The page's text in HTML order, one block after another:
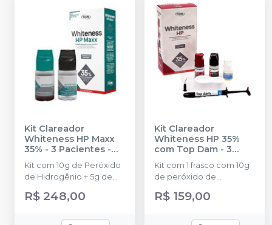
Kit Clareador
Whiteness HP Maxx
35% - 3 Pacientes -
FGM
Kit com 10g de Peróxido
de Hidrogênio + 5g de
Espessante + 2g de
Neutralizante + Espátula +
gel + Top dam Azul com
R$ 248,00
Kit Clareador
Whiteness HP 35%
com Top Dam - 3
Pacientes
Kit com 1 frasco com 10g
de peróxido de
hidrogênio concentrado
+ 1 frasco com 5g de
com 2g de solução
R$ 159,00